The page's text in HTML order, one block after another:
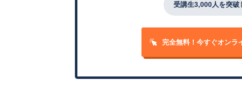
受講生3,000人を突破
完全無料！ 今すぐオンラ